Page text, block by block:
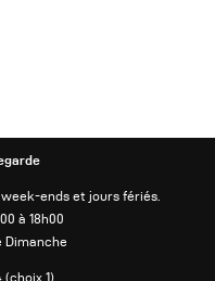
ends et jours fériés.
à 18h00
Dimanche
(choix 1)